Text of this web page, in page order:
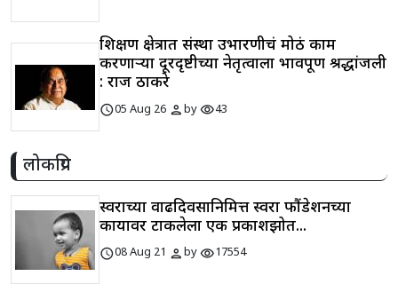
शिक्षण क्षेत्रात संस्था उभारणीचं मोठं काम
करणाऱ्या दूरदृष्टीच्या नेतृत्वाला भावपूर्ण श्रद्धांजली
: राज ठाकरे
schedule05 Aug 26 personbyvisibility43
लोकप्रिय
स्वराच्या वाढदिवसानिमित्त स्वरा फौंडेशनच्या
कार्यावर टाकलेला एक प्रकाशझोत...
schedule08 Aug 21 personbyvisibility17554